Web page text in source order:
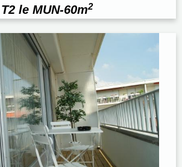
T2 le MUN-60m2